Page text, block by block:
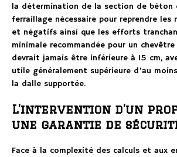
la détermination de la section de béton
ferraillage nécessaire pour reprendre
et négatifs ainsi que les efforts
minimale recommandée pour un
devrait jamais être inférieure à 15 cm,
utile généralement supérieure d’au
la dalle supportée.
L’intervention d’un
une garantie de
Face à la complexité des calculs et aux